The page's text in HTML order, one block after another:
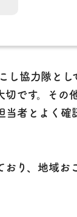
し協力隊と
です。その
者とよく確
り、地域お